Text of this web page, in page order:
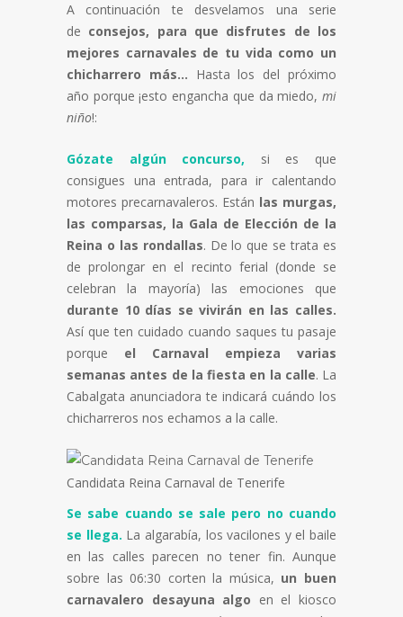
A continuación te desvelamos una serie
de consejos, para que disfrutes de los
mejores carnavales de tu vida como un
chicharrero más… Hasta los del próximo
año porque ¡esto engancha que da miedo, mi
niño!:
Gózate algún concurso, si es que
consigues una entrada, para ir calentando
motores precarnavaleros. Están las murgas,
las comparsas, la Gala de Elección de la
Reina o las rondallas. De lo que se trata es
de prolongar en el recinto ferial (donde se
celebran la mayoría) las emociones que
durante 10 días se vivirán en las calles.
Así que ten cuidado cuando saques tu pasaje
porque el Carnaval empieza varias
semanas antes de la fiesta en la calle. La
Cabalgata anunciadora te indicará cuándo los
chicharreros nos echamos a la calle.
Candidata Reina Carnaval de Tenerife
Se sabe cuando se sale pero no cuando
se llega. La algarabía, los vacilones y el baile
en las calles parecen no tener fin. Aunque
sobre las 06:30 corten la música, un buen
carnavalero desayuna algo en el kiosco